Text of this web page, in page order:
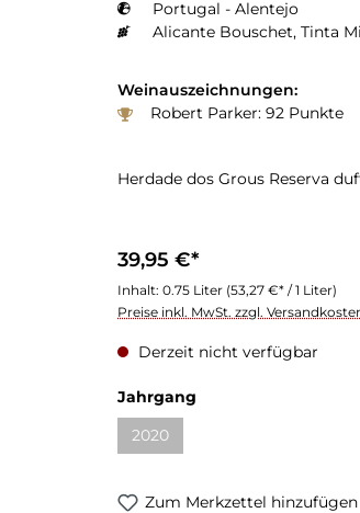
Portugal - Alentejo
Weinauszeichnungen:
Robert Parker: 92 Punkte
Herdade dos Grous Reserva
39,95 €*
Inhalt: 0.75 Liter (53,27 €* / 1 Liter)
Preise inkl. MwSt. zzgl.
Derzeit nicht verfügbar
Jahrgang
2020
Zum Merkzettel hinzufügen